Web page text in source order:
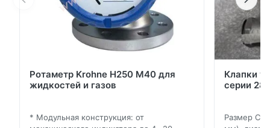
Ротаметр Krohne H250 M40 для
жидкостей и газов
* Модульная конструкция: от
Клапки
серии
Размер